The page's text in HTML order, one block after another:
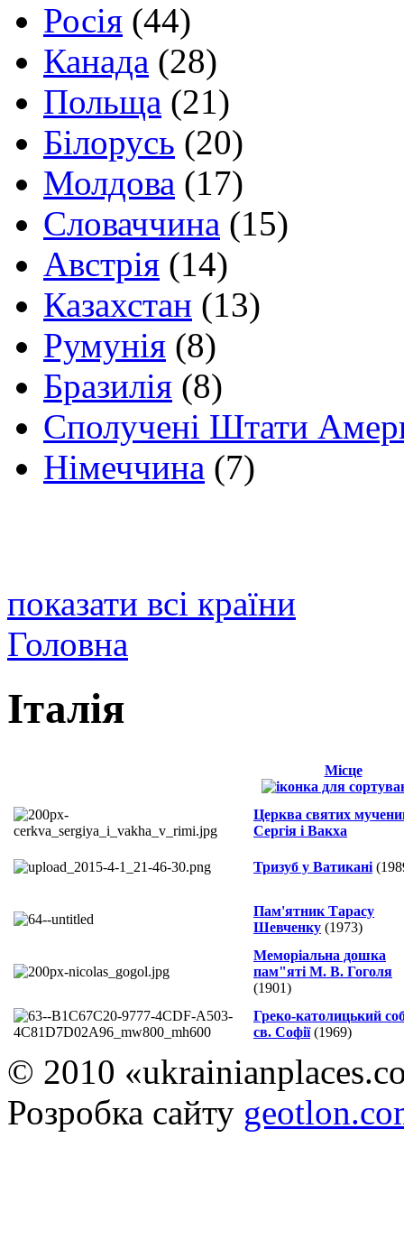
Росія (44)
Канада (28)
Польща (21)
Білорусь (20)
Молдова (17)
Словаччина (15)
Австрія (14)
Казахстан (13)
Румунія (8)
Бразилія (8)
Сполучені Штати
Німеччина (7)
показати всі країни
Головна
Італія
Місце
Церква святих
Сергія і Вакха
Тризуб у Ватикані
Пам'ятник Тарасу
Шевченку (1973)
Меморіальна дошка
пам"яті М. В. Гоголя
(1901)
Греко-католицький
св. Софії(1969)
© 2010
Розробка сайту